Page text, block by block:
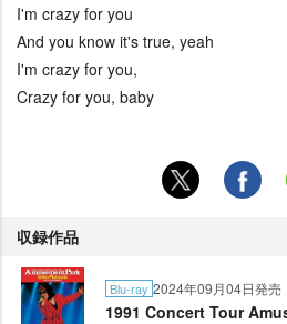
I'm crazy for you
And you know it's true, yeah
I'm crazy for you,
Crazy for you, baby
収録作品
Blu-ray 2024年09月04日発売
1991 Concert Tour